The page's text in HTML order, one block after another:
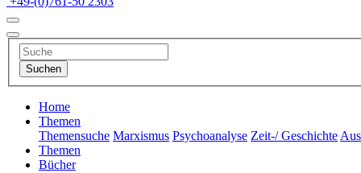
Home
Themen
Themensuche Marxismus Psychoanalyse Zeit-/ Geschichte
Themen
Bücher